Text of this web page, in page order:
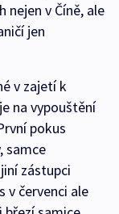
nejen v Číně, ale
jen
v zajetí k
na vypouštění
pokus
samce
zástupci
v červenci ale